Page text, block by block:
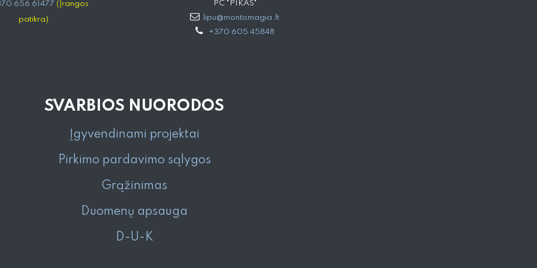
656 61477 (Įrangos
patikra)
PC "PIKAS"
lipu@montismagia.lt
+370 605 45848
SVARBIOS NUORODOS
Įgyvendinami projektai
Pirkimo pardavimo sąlygos
Grąžinimas
Duomenų apsauga
D-U-K